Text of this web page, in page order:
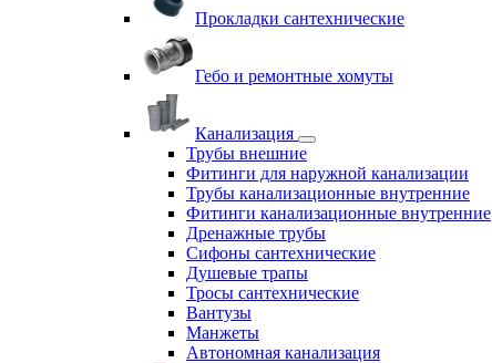
Прокладки сантехнические
Гебо и ремонтные хомуты
Канализация
Трубы внешние
Фитинги для наружной канализации
Трубы канализационные внутренние
Фитинги канализационные внутренние
Дренажные трубы
Сифоны сантехнические
Душевые трапы
Тросы сантехнические
Вантузы
Манжеты
Автономная канализация